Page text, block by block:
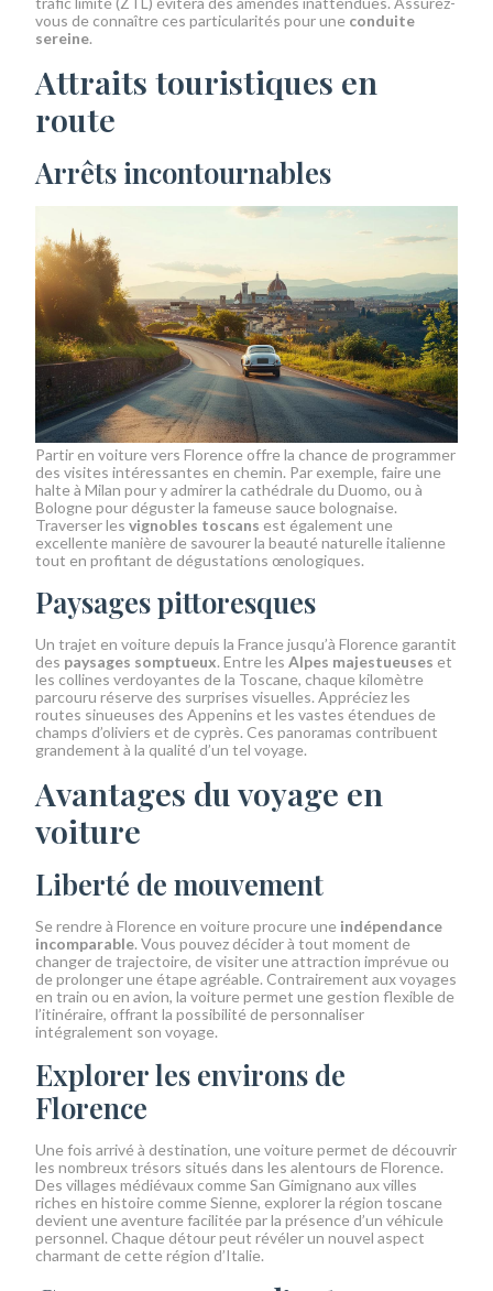
vous de connaître ces particularités pour une conduite
sereine.
Attraits touristiques en
route
Arrêts incontournables
Partir en voiture vers Florence offre la chance de programmer
des visites intéressantes en chemin. Par exemple, faire une
halte à Milan pour y admirer la cathédrale du Duomo, ou à
Bologne pour déguster la fameuse sauce bolognaise.
Traverser lesvignobles toscans est également une
excellente manière de savourer la beauté naturelle italienne
tout en profitant de dégustations œnologiques.
Paysages pittoresques
Un trajet en voiture depuis la France jusqu’à Florence garantit
des paysages somptueux. Entre lesAlpes majestueuses et
les collines verdoyantes de la Toscane, chaque kilomètre
parcouru réserve des surprises visuelles. Appréciez les
routes sinueuses des Appenins et les vastes étendues de
champs d’oliviers et de cyprès. Ces panoramas contribuent
grandement à la qualité d’un tel voyage.
Avantages du voyage en
voiture
Liberté de mouvement
Se rendre à Florence en voiture procure une indépendance
incomparable. Vous pouvez décider à tout moment de
changer de trajectoire, de visiter une attraction imprévue ou
de prolonger une étape agréable. Contrairement aux voyages
en train ou en avion, la voiture permet une gestion flexible de
l’itinéraire, offrant la possibilité de personnaliser
intégralement son voyage.
Explorer les environs de
Florence
Une fois arrivé à destination, une voiture permet de découvrir
les nombreux trésors situés dans les alentours de Florence.
Des villages médiévaux comme San Gimignano aux villes
riches en histoire comme Sienne, explorer la région toscane
devient une aventure facilitée par la présence d’un véhicule
personnel. Chaque détour peut révéler un nouvel aspect
charmant de cette région d’Italie.